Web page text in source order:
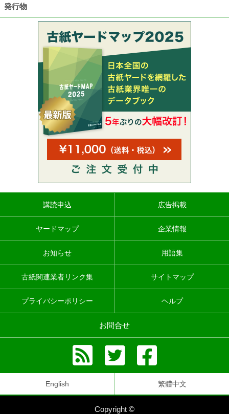
発行物
講読申込 広告掲載
ヤードマップ 企業情報
お知らせ 用語集
古紙関連業者リンク集 サイトマップ
プライバシーポリシー ヘルプ
お問合せ
English 繁體中文
Copyright ©